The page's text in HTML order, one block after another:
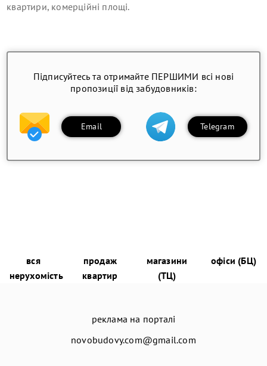
квартири, комерційні площі.
Підписуйтесь та отримайте ПЕРШИМИ всі нові
пропозиції від забудовників:
Email Telegram
вся
нерухомість
продаж
квартир
магазини
(ТЦ)
офіси (БЦ)
реклама на порталі
novobudovy.com@gmail.com